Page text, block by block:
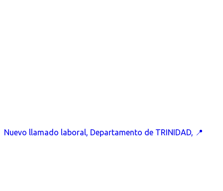
Nuevo llamado laboral, Departamento de TRINIDAD, 📍